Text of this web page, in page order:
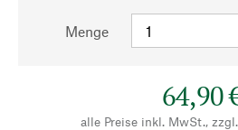
Menge
64,90
alle Preise inkl. MwSt., zzgl.